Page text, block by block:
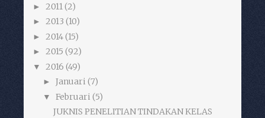
► 2011 (2)
► 2013 (10)
► 2014(15)
► 2015 (92)
▼ 2016 (49)
► Januari (7)
▼ Februari (5)
JUKNIS PENELITIAN TINDAKAN KELAS